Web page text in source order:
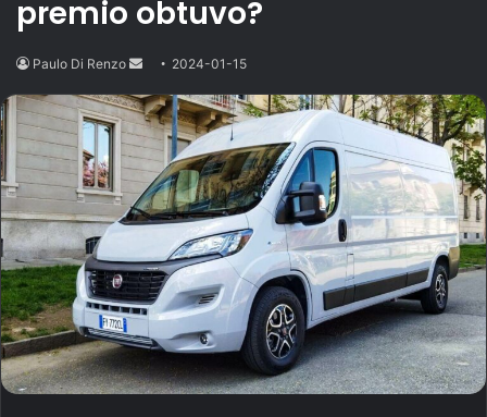
premio obtuvo?
Paulo Di Renzo
Send
email
2024-01-15